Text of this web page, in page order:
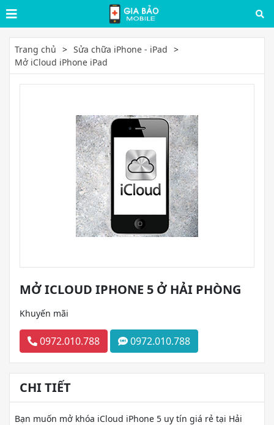
Trang chủ
Sửa chữa iPhone - iPad
Mở iCloud iPhone iPad
MỞ ICLOUD IPHONE 5 Ở HẢI PHÒNG
Khuyến mãi
0972.010.788 0972.010.788
CHI TIẾT
Bạn muốn mở khóa iCloud iPhone 5 uy tín giá rẻ tại Hải